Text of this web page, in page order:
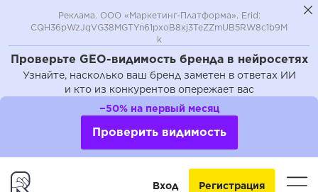
Проверьте GEO-видимость бренда в нейросетях
Узнайте, насколько ваш бренд заметен в ответах ИИ
и кто из конкурентов опережает вас
Реклама. ООО «Маркетинг-Платформа». Erid:
CQH36pWzJqVG38MGTYn61pxoB8xj3TeZZmUB5RW8c1b9M
k
−50% на первый месяц
Проверить видимость
Вход Регистрация